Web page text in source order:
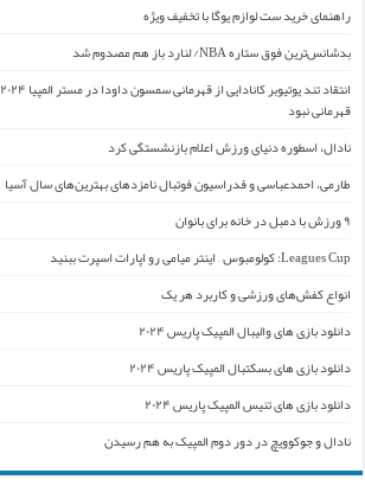
راهنمای خرید ست لوازم یوگا با تخفیف ویژه
بدشانس‌ترین فوق ستاره NBA/ لنارد باز هم مصدوم شد
قهرمانی نبود
نادال، اسطوره دنیای ورزش اعلام بازنشستگی کرد
طارمی، احمدعباسی و فدراسیون فوتبال نامزدهای بهترین‌های سال آسیا
۹ ورزش با دمبل در خانه برای بانوان
Leagues Cup: کولومبوس – اینتر میامی رو اپارات اسپرت ببنید
انواع کفش‌های ورزشی و کاربرد هر یک
دانلود بازی های والیبال المپیک پاریس ۲۰۲۴
دانلود بازی های بسکتبال المپیک پاریس ۲۰۲۴
دانلود بازی های تنیس المپیک پاریس ۲۰۲۴
نادال و جوکوویچ در دور دوم المپیک به هم رسیدن